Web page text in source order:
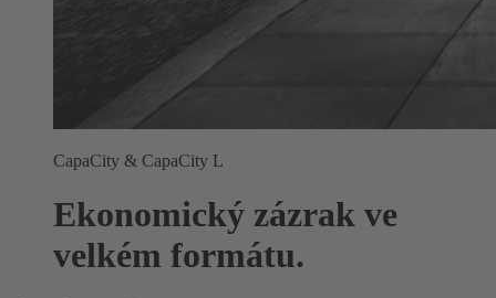
CapaCity & CapaCity L
Ekonomický zázrak ve
velkém formátu.